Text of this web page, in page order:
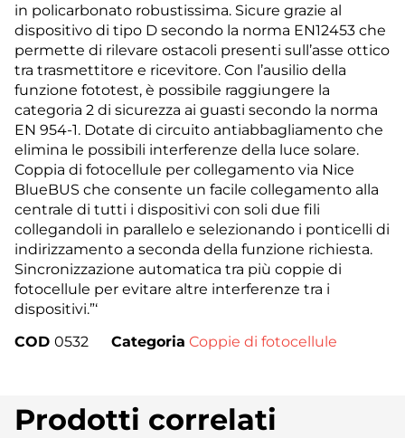
in policarbonato robustissima. Sicure grazie al
dispositivo di tipo D secondo la norma EN12453 che
permette di rilevare ostacoli presenti sull’asse ottico
tra trasmettitore e ricevitore. Con l’ausilio della
funzione fototest, è possibile raggiungere la
categoria 2 di sicurezza ai guasti secondo la norma
EN 954-1. Dotate di circuito antiabbagliamento che
elimina le possibili interferenze della luce solare.
Coppia di fotocellule per collegamento via Nice
BlueBUS che consente un facile collegamento alla
centrale di tutti i dispositivi con soli due fili
collegandoli in parallelo e selezionando i ponticelli di
indirizzamento a seconda della funzione richiesta.
Sincronizzazione automatica tra più coppie di
fotocellule per evitare altre interferenze tra i
dispositivi.”‘
COD 0532 Categoria Coppie di fotocellule
Prodotti correlati